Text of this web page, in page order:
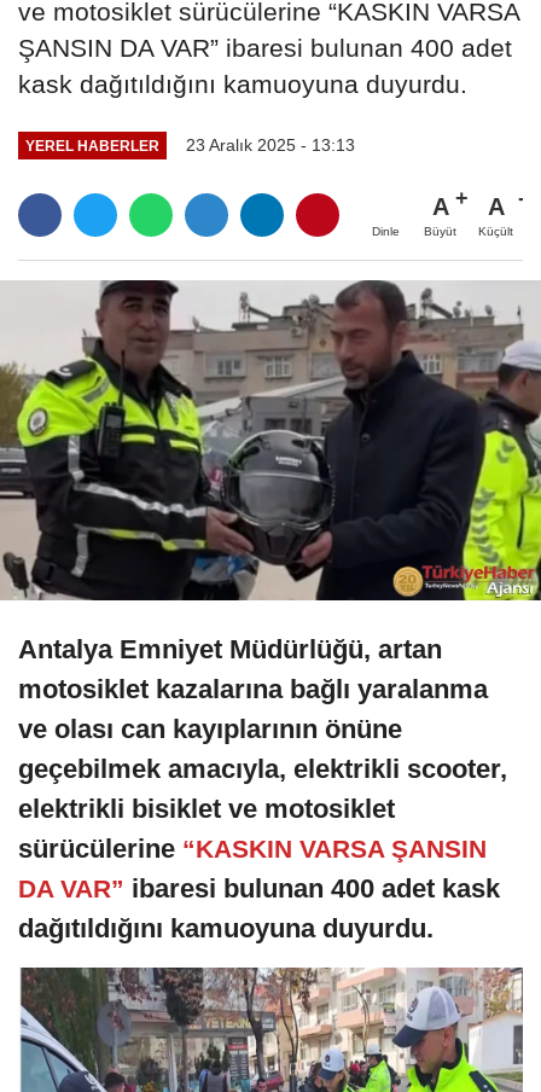
ve motosiklet sürücülerine “KASKIN VARSA
ŞANSIN DA VAR” ibaresi bulunan 400 adet
kask dağıtıldığını kamuoyuna duyurdu.
YEREL HABERLER 23 Aralık 2025 - 13:13
Dinle
A
Büyüt
A
Küçült
Antalya Emniyet Müdürlüğü, artan
motosiklet kazalarına bağlı yaralanma
ve olası can kayıplarının önüne
geçebilmek amacıyla, elektrikli scooter,
elektrikli bisiklet ve motosiklet
sürücülerine “KASKIN VARSA ŞANSIN
DA VAR” ibaresi bulunan 400 adet kask
dağıtıldığını kamuoyuna duyurdu.